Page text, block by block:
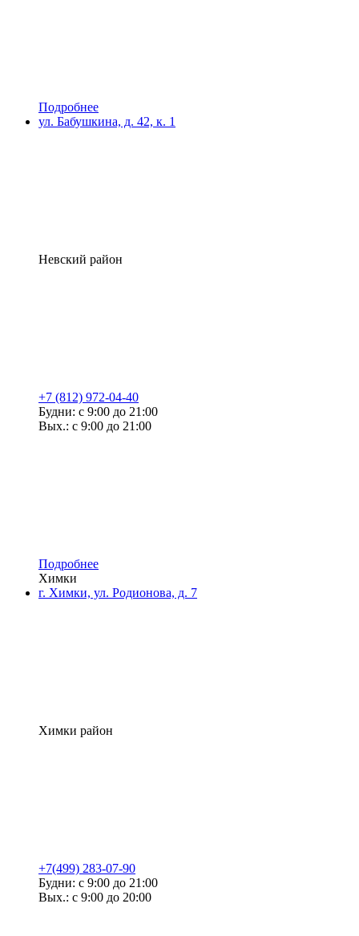
Подробнее
ул. Бабушкина, д. 42, к. 1
Невский район
+7 (812) 972-04-40
Будни: с 9:00 до 21:00
Вых.: с 9:00 до 21:00
Подробнее
Химки
г. Химки, ул. Родионова, д. 7
Химки район
+7(499) 283-07-90
Будни: с 9:00 до 21:00
Вых.: с 9:00 до 20:00